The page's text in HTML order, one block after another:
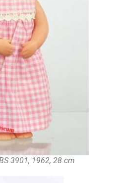
3901, 1962, 28 cm